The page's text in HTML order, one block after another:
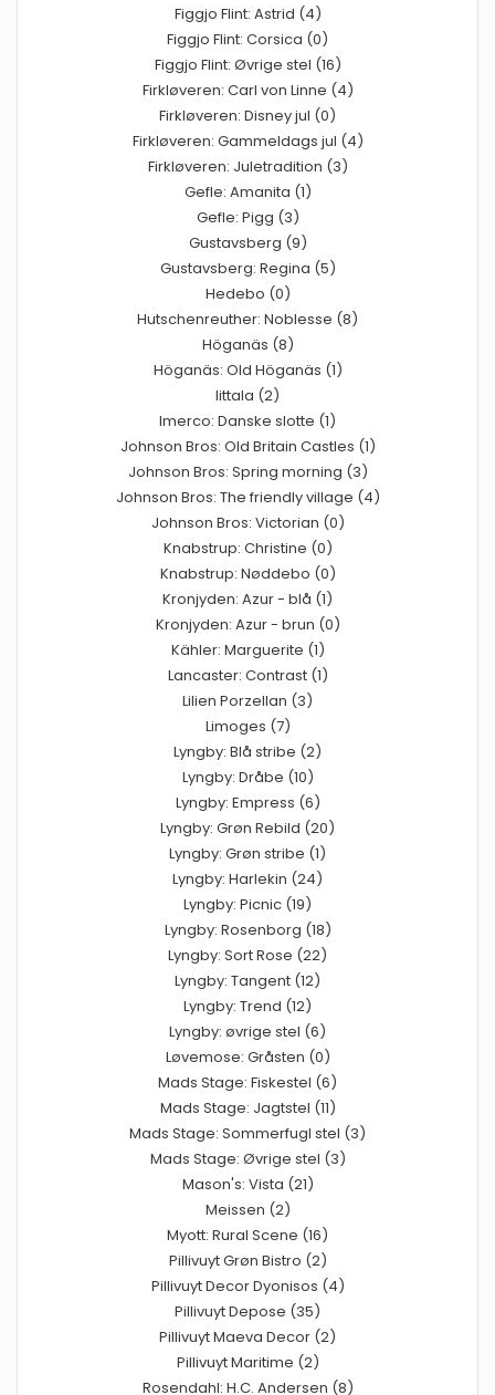
Figgjo Flint: Astrid (4)
Figgjo Flint: Corsica (0)
Figgjo Flint: Øvrige stel (16)
Firkløveren: Carl von Linne (4)
Firkløveren: Disney jul (0)
Firkløveren: Gammeldags jul (4)
Firkløveren: Juletradition (3)
Gefle: Amanita (1)
Gefle: Pigg (3)
Gustavsberg (9)
Gustavsberg: Regina (5)
Hedebo (0)
Hutschenreuther: Noblesse (8)
Höganäs (8)
Höganäs: Old Höganäs (1)
Iittala (2)
Imerco: Danske slotte (1)
Johnson Bros: Old Britain Castles (1)
Johnson Bros: Spring morning (3)
Johnson Bros: The friendly village (4)
Johnson Bros: Victorian (0)
Knabstrup: Christine (0)
Knabstrup: Nøddebo (0)
Kronjyden: Azur - blå (1)
Kronjyden: Azur - brun (0)
Kähler: Marguerite (1)
Lancaster: Contrast (1)
Lilien Porzellan (3)
Limoges (7)
Lyngby: Blå stribe (2)
Lyngby: Dråbe (10)
Lyngby: Empress (6)
Lyngby: Grøn Rebild (20)
Lyngby: Grøn stribe (1)
Lyngby: Harlekin (24)
Lyngby: Picnic (19)
Lyngby: Rosenborg (18)
Lyngby: Sort Rose (22)
Lyngby: Tangent (12)
Lyngby: Trend (12)
Lyngby: øvrige stel (6)
Løvemose: Gråsten (0)
Mads Stage: Fiskestel (6)
Mads Stage: Jagtstel (11)
Mads Stage: Sommerfugl stel (3)
Mads Stage: Øvrige stel (3)
Mason's: Vista (21)
Meissen (2)
Myott: Rural Scene (16)
Pillivuyt Grøn Bistro (2)
Pillivuyt Decor Dyonisos (4)
Pillivuyt Depose (35)
Pillivuyt Maeva Decor (2)
Pillivuyt Maritime (2)
Rosendahl: H.C. Andersen (8)